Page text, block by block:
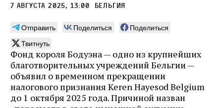
7 августа 2025, 13:00 Бельгия
Отправить Поделиться
Поделиться
Твитнуть
Фонд короля Бодуэна — одно из крупнейших
благотворительных учреждений Бельгии —
объявил о временном прекращении
налогового признания Keren Hayesod Belgium
до 1 октября 2025 года. Причиной назван